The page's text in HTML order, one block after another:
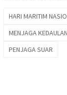
HARI MARITIM
MENJAGA
PENJAGA SUAR